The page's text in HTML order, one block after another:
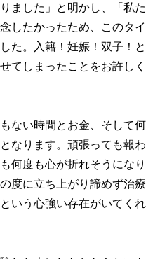
ました」と明かし、「私た
したかったため、このタイ
た。入籍！妊娠！双子！と
てしまったことをお許しく
ない時間とお金、そして何
なります。頑張っても報わ
何度も心が折れそうになり
度に立ち上がり諦めず治療
いう心強い存在がいてくれ